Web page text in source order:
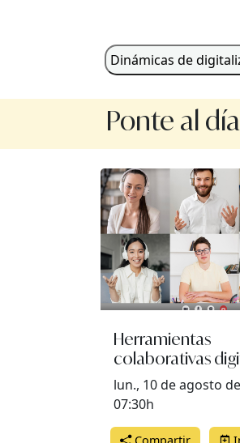
Dinámicas de
Ponte al día
Herramientas
colaborativas
lun., 10 de agosto
07:30h